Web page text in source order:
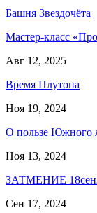
Башня Звездочёта
Мастер-класс
Авг 12, 2025
Время Плутона
Ноя 19, 2024
О пользе Южного
Ноя 13, 2024
ЗАТМЕНИЕ
Сен 17, 2024